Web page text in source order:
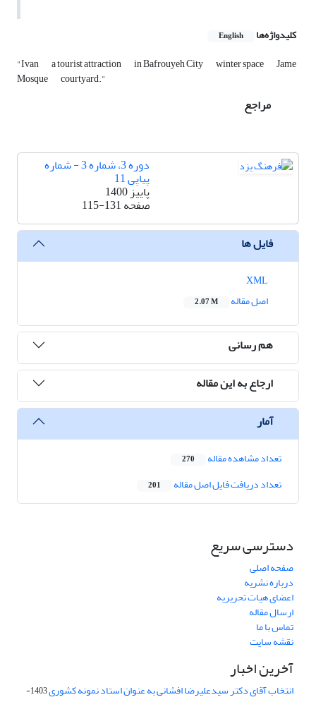
کلیدواژه‌ها English
"Ivan a tourist attraction in Bafrouyeh City winter space Jame
Mosque courtyard."
مراجع
دوره 3، شماره 3 - شماره
پیاپی 11
پاییز 1400
صفحه115-131
فایل ها
اصل مقاله
2.07 M
هم رسانی
ارجاع به این مقاله
آمار
تعداد مشاهده مقاله 270
تعداد دریافت فایل اصل مقاله 201
دسترسی سریع
صفحه اصلی
درباره نشریه
اعضای هیات تحریریه
ارسال مقاله
تماس با ما
نقشه سایت
آخرین اخبار
انتخاب آقای دکتر سیدعلیرضا افشانی به عنوان استاد نمونه کشوری
1403-